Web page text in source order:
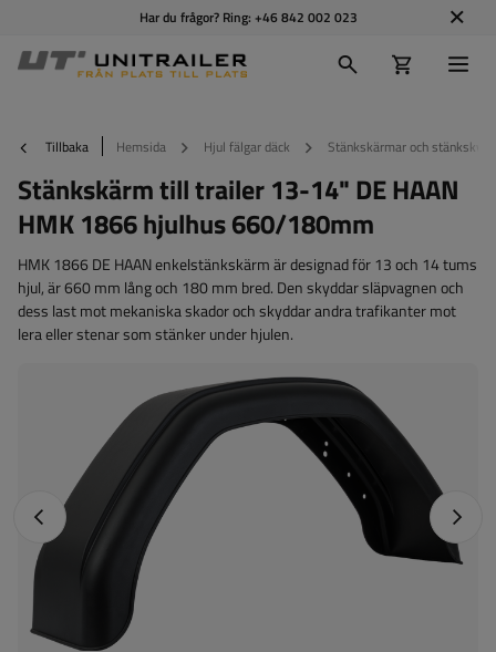
Har du frågor? Ring: +46 842 002 023
Tillbaka Hemsida Hjul fälgar däck Stänkskärmar och stänkskydd
Stänkskärm till trailer 13-14" DE HAAN
HMK 1866 hjulhus 660/180mm
HMK 1866 DE HAAN enkelstänkskärm är designad för 13 och 14 tums
hjul, är 660 mm lång och 180 mm bred. Den skyddar släpvagnen och
dess last mot mekaniska skador och skyddar andra trafikanter mot
lera eller stenar som stänker under hjulen.
Föregående foto Nästa